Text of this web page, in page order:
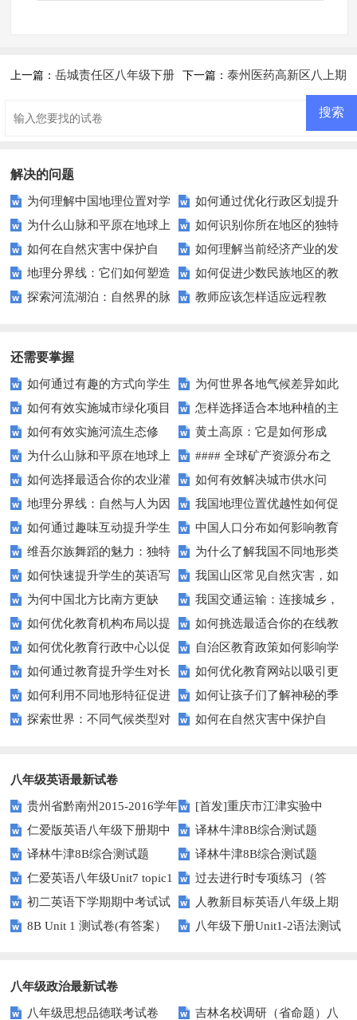
上一篇：岳城责任区八年级下册 下一篇： 泰州医药高新区八上期
解决的问题
为何理解中国地理位置对学
习地理至关重要？
如何通过优化行政区划提升
教育服务质量？
为什么山脉和平原在地球上
如此不同？地形地貌揭秘
如何识别你所在地区的独特
气候特点？
如何在自然灾害中保护自
己？——实用指南
如何理解当前经济产业的发
展趋势？
地理分界线：它们如何塑造
我们的世界？
如何促进少数民族地区的教
育发展？——探索有效路径
探索河流湖泊：自然界的脉
教师应该怎样适应远程教
还需要掌握
如何通过有趣的方式向学生
介绍四大地理区域？
为何世界各地气候差异如此
之大？背后隐藏的秘密你知道
吗？
如何有效实施城市绿化项目
以促进生态环境建设？
怎样选择适合本地种植的主
要农作物？
如何有效实施河流生态修
复？——探索河流治理新路径
黄土高原：它是如何形成
的？对我们有何影响？
为什么山脉和平原在地球上
如此不同？地形地貌揭秘
#### 全球矿产资源分布之
谜：哪些地区蕴藏最丰富的宝
藏？
如何选择最适合你的农业灌
溉系统？
如何有效解决城市供水问
题？——探索城市水资源管理新
路径
地理分界线：自然与人为因
素如何划分我们的世界？
我国地理位置优越性如何促
进农业发展？
如何通过趣味互动提升学生
的我国行政区划认知？
中国人口分布如何影响教育
资源分配？
维吾尔族舞蹈的魅力：独特
风格与深厚文化如何展现？
为什么了解我国不同地形类
型如此重要？
如何快速提升学生的英语写
作技巧？
我国山区常见自然灾害，如
何有效预防与应对？
为何中国北方比南方更缺
水？——探索水资源分布的秘密
我国交通运输：连接城乡，
促进发展的关键力量？
如何优化教育机构布局以提
升教育质量？
如何挑选最适合你的在线教
育平台？——寻找理想学习伙伴
的指南
如何优化教育行政中心以促
进教育公平与质量？
自治区教育政策如何影响学
生的学习成果？
如何通过教育提升学生对长
江生态保护的意识？
如何优化教育网站以吸引更
多目标用户？
如何利用不同地形特征促进
地方经济发展？
如何让孩子们了解神秘的季
风气候？
探索世界：不同气候类型对
如何在自然灾害中保护自
八年级英语最新试卷
贵州省黔南州2015-2016学年
八年级上学期期末统考英语试题
（图片版）
[首发]重庆市江津实验中
学、李市中学、白沙中学2016-
2017学年八年级下学期期中联
考英语
仁爱版英语八年级下册期中
测试卷及答案
译林牛津8B综合测试题
（Unit2）
译林牛津8B综合测试题
（Unit1）
译林牛津8B综合测试题
（Unit3）
仁爱英语八年级Unit7 topic1
测试题及答案
过去进行时专项练习（答
案）
初二英语下学期期中考试试
卷
人教新目标英语八年级上期
末测试题1
8B Unit 1 测试卷(有答案）
八年级下册Unit1-2语法测试
八年级政治最新试卷
八年级思想品德联考试卷
吉林名校调研（省命题）八